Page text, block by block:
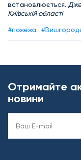
встановлюється.
Київській області
#пожежа
Отримайте
новини